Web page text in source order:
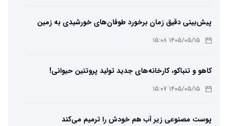
پیش‌بینی دقیق زمان برخورد طوفان‌های خورشیدی به زمین
ممکن شد
۱۴۰۵/۰۵/۱۵ ۱۵:۰۸
کاهو و تنباکو، کارخانه‌های جدید تولید پروتئین حیوانی!
۱۴۰۵/۰۵/۱۵ ۱۵:۰۷
پوست مصنوعی زیر آب هم خودش را ترمیم می‌کند